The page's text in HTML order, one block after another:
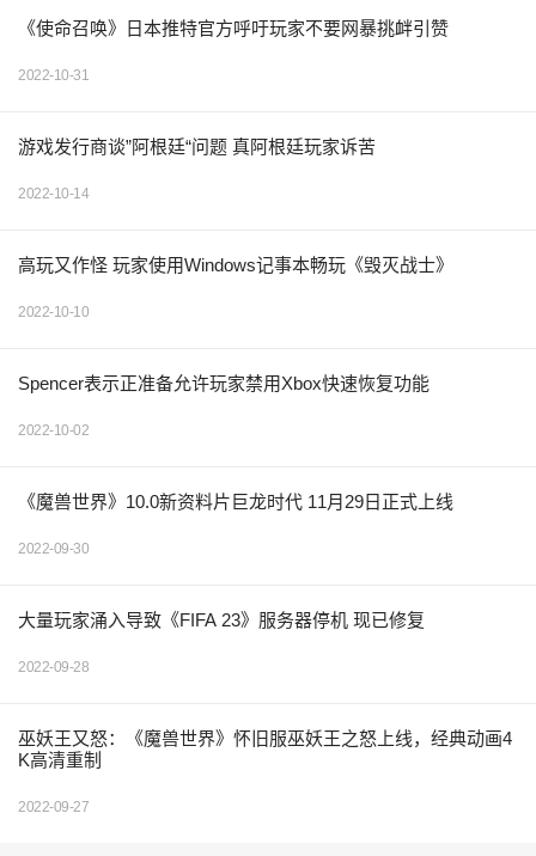
《使命召唤》日本推特官方呼吁玩家不要网暴挑衅引赞
2022-10-31
游戏发行商谈”阿根廷“问题 真阿根廷玩家诉苦
2022-10-14
高玩又作怪 玩家使用Windows记事本畅玩《毁灭战士》
2022-10-10
Spencer表示正准备允许玩家禁用Xbox快速恢复功能
2022-10-02
《魔兽世界》10.0新资料片巨龙时代 11月29日正式上线
2022-09-30
大量玩家涌入导致《FIFA 23》服务器停机 现已修复
2022-09-28
巫妖王又怒：《魔兽世界》怀旧服巫妖王之怒上线，经典动画4
K高清重制
2022-09-27